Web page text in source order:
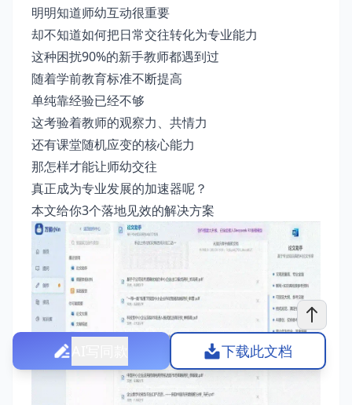
明明知道师幼互动很重要
却不知道如何把日常交往转化为专业能力
这种困扰90%的新手教师都遇到过
随着学前教育标准不断提高
单纯靠经验已经不够
这考验着教师的观察力、共情力
还有课堂随机应变的核心能力
那怎样才能让师幼交往
真正成为专业发展的加速器呢？
本文给你3个落地见效的解决方案
下载此文档